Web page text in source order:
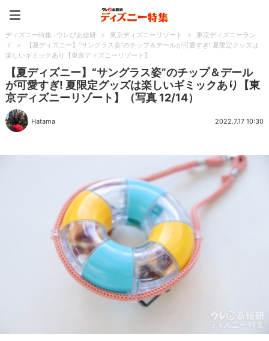
ディズニー特集 -ウレぴあ総研 > 東京ディズニーリゾート >
東京ディズニーラン
ド
>
【夏ディズニー】“サングラス姿”のチップ＆デールが可愛すぎ! 夏限定グッズは
楽しいギミックあり【東京ディズニーリゾート】
【夏ディズニー】“サングラス姿”のチップ＆デール
が可愛すぎ! 夏限定グッズは楽しいギミックあり【東
京ディズニーリゾート】（写真 12/14）
Hatama 2022.7.17 10:30